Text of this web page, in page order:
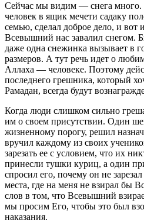
Сейчас мы видим — снега много.
человек в ящик мечети садаку
семью, сделал доброе дело, и вот
Всевышний нас завалил снегом.
даже одна снежинка вызывает в
размеров. А тут речь идет о
Аллаха — человеке. Поэтому
последнего грешника, который
Рамадан, всегда будут
Когда люди слишком сильно
им о своем присутствии. Один
жизненному порогу, решил
вручил каждому из своих
зарезать ее с условием, что их
принесли тушки куриц, а один
спросил его, почему он не
места, где на меня не взирал бы
слов в том, что Всевышний
мы просим Его, чтобы это был
наказания.